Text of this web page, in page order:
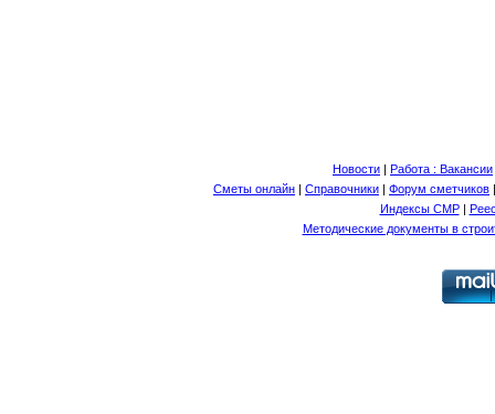
Новости | Работа : Вакансии
Сметы онлайн | Справочники | Форум сметчиков
Индексы СМР|
Методические документы в